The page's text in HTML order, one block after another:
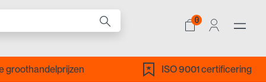
0
groothandelprijzen ISO 9001 certificering